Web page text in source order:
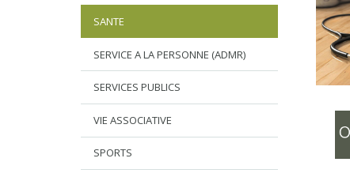
SANTE
SERVICE A LA PERSONNE (ADMR)
SERVICES PUBLICS
VIE ASSOCIATIVE
SPORTS